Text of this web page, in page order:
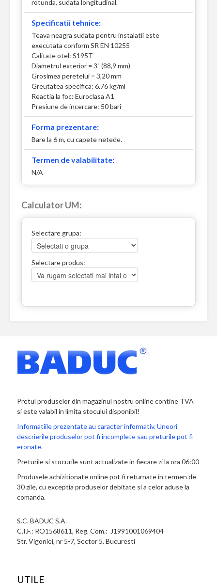
rotunda, sudata longitudinal.
Specificatii tehnice:
Teava neagra sudata pentru instalatii este
executata conform SR EN 10255
Calitate otel: S195T
Diametrul exterior = 3" (88,9 mm)
Grosimea peretelui = 3,20 mm
Greutatea specifica: 6,76 kg/ml
Reactia la foc: Euroclasa A1
Presiune de incercare: 50 bari
Forma prezentare:
Bare la 6 m, cu capete netede.
Termen de valabilitate:
N/A
Calculator UM:
Selectare grupa:
Selectare produs:
Pretul produselor din magazinul nostru online contine TVA
si este valabil in limita stocului disponibil!
Informatiile prezentate au caracter informativ. Uneori
descrierile produselor pot fi incomplete sau preturile pot fi
eronate.
Preturile si stocurile sunt actualizate in fiecare zi la ora 06:00
Produsele achizitionate online pot fi returnate in termen de
30 zile, cu exceptia produselor debitate si a celor aduse la
comanda.
S.C. BADUC S.A.
C.I.F.: RO1568611, Reg. Com.: J1991001069404
Str. Vigoniei, nr 5-7, Sector 5, Bucuresti
UTILE